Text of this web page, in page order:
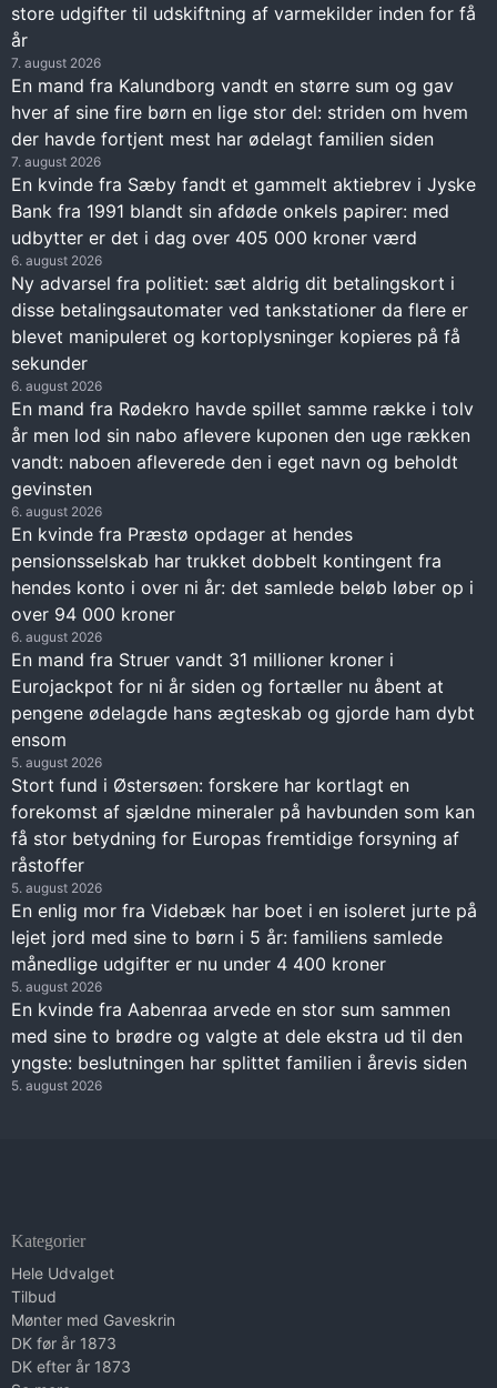
store udgifter til udskiftning af varmekilder inden for få
år
7. august 2026
En mand fra Kalundborg vandt en større sum og gav
hver af sine fire børn en lige stor del: striden om hvem
der havde fortjent mest har ødelagt familien siden
7. august 2026
En kvinde fra Sæby fandt et gammelt aktiebrev i Jyske
Bank fra 1991 blandt sin afdøde onkels papirer: med
udbytter er det i dag over 405 000 kroner værd
6. august 2026
Ny advarsel fra politiet: sæt aldrig dit betalingskort i
disse betalingsautomater ved tankstationer da flere er
blevet manipuleret og kortoplysninger kopieres på få
sekunder
6. august 2026
En mand fra Rødekro havde spillet samme række i tolv
år men lod sin nabo aflevere kuponen den uge rækken
vandt: naboen afleverede den i eget navn og beholdt
gevinsten
6. august 2026
En kvinde fra Præstø opdager at hendes
pensionsselskab har trukket dobbelt kontingent fra
hendes konto i over ni år: det samlede beløb løber op i
over 94 000 kroner
6. august 2026
En mand fra Struer vandt 31 millioner kroner i
Eurojackpot for ni år siden og fortæller nu åbent at
pengene ødelagde hans ægteskab og gjorde ham dybt
ensom
5. august 2026
Stort fund i Østersøen: forskere har kortlagt en
forekomst af sjældne mineraler på havbunden som kan
få stor betydning for Europas fremtidige forsyning af
råstoffer
5. august 2026
En enlig mor fra Videbæk har boet i en isoleret jurte på
lejet jord med sine to børn i 5 år: familiens samlede
månedlige udgifter er nu under 4 400 kroner
5. august 2026
En kvinde fra Aabenraa arvede en stor sum sammen
med sine to brødre og valgte at dele ekstra ud til den
yngste: beslutningen har splittet familien i årevis siden
5. august 2026
Kategorier
Hele Udvalget
Tilbud
Mønter med Gaveskrin
DK før år 1873
DK efter år 1873